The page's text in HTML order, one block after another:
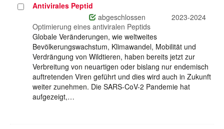
ProjektAntivirales Peptid
abgeschlossen
2023-2024
Optimierung eines antiviralen Peptids
Globale Veränderungen, wie weltweites
Bevölkerungswachstum, Klimawandel, Mobilität und
Verdrängung von Wildtieren, haben bereits jetzt zur
Verbreitung von neuartigen oder bislang nur endemisch
auftretenden Viren geführt und dies wird auch in Zukunft
weiter zunehmen. Die SARS-CoV-2 Pandemie hat
aufgezeigt,…